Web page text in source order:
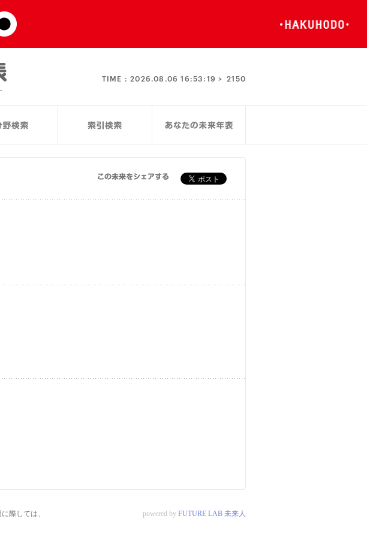
TIME :2026.08.06 16:53:19 > 2150
この未来をシェアする
際しては、
powered by FUTURE LAB 未来人